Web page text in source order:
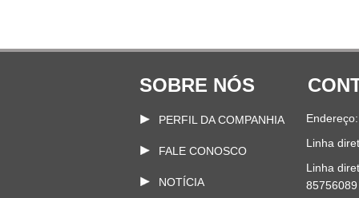
SOBRE NÓS
PERFIL DA COMPANHIA
FALE CONOSCO
NOTÍCIA
Endereço:
Linha
Linha
85756089